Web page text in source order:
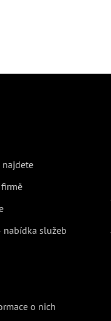
najdete
služeb
o nich